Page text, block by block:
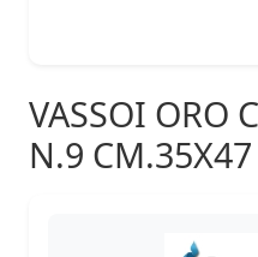
VASSOI ORO
N.9 CM.35X47